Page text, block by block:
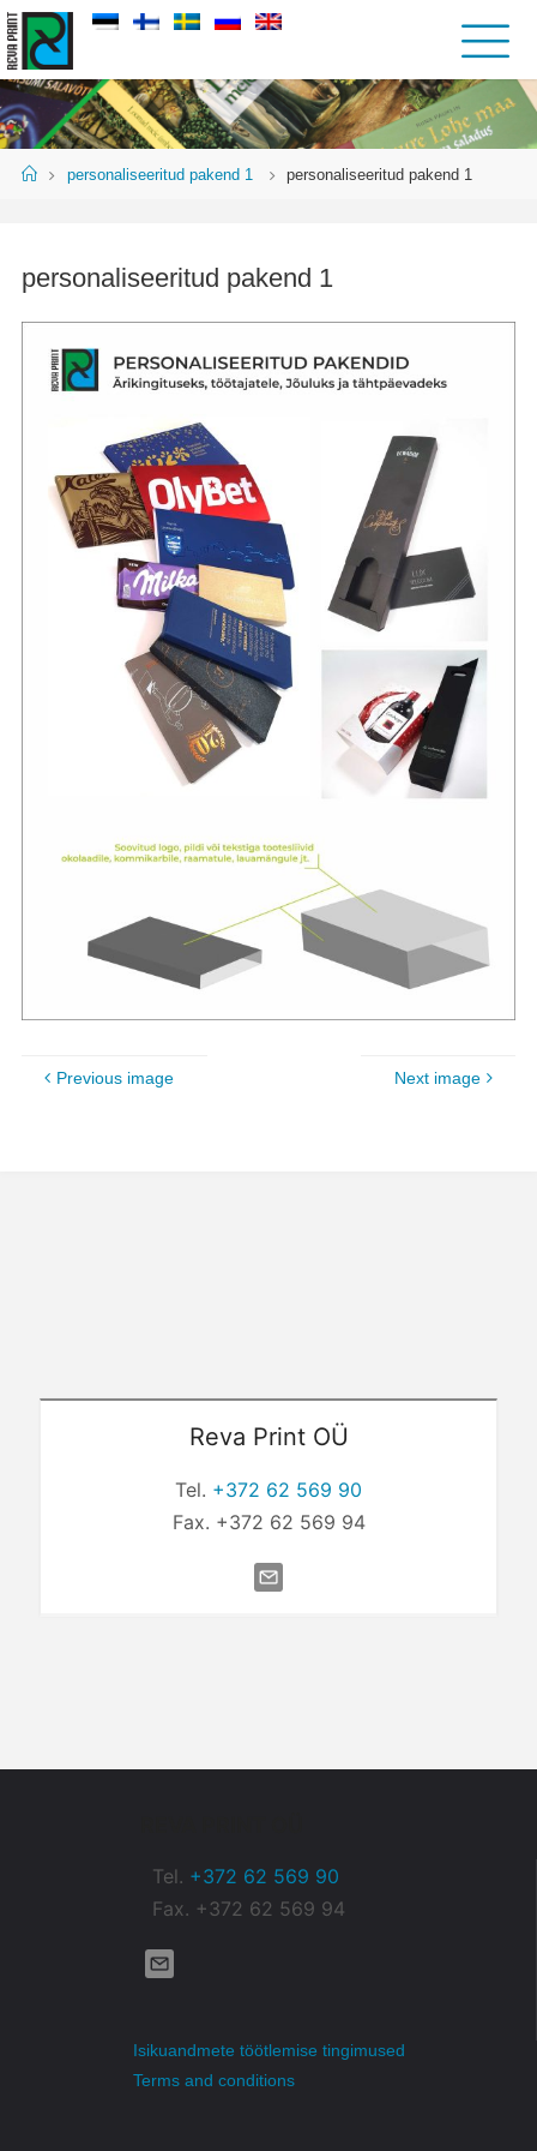
personaliseeritud pakend 1 personaliseeritud pakend 1
personaliseeritud pakend 1
Previous image Next image
Reva Print OÜ
Tel. +372 62 569 90
Fax. +372 62 569 94
Tel. +372 62 569 90
Fax. +372 62 569 94
Isikuandmete töötlemise tingimused
Terms and conditions